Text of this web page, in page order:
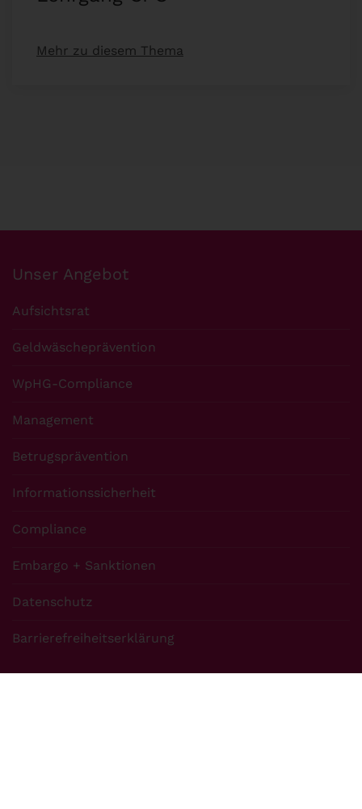
Mehr zu diesem Thema
Unser Angebot
Aufsichtsrat
Geldwäscheprävention
WpHG-Compliance
Management
Betrugsprävention
Informationssicherheit
Compliance
Embargo + Sanktionen
Datenschutz
Barrierefreiheitserklärung